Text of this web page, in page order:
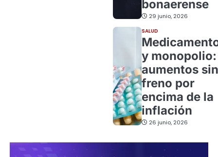
bonaerense
29 junio, 2026
SALUD
y monopolio:
aumentos sin
freno por
encima de la
inflación
26 junio, 2026